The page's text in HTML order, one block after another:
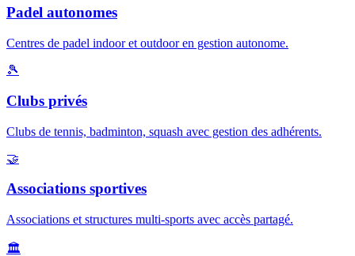
Padel autonomes
Centres de padel indoor et outdoor en gestion autonome.
🎾
Clubs privés
Clubs de tennis, badminton, squash avec gestion des adhérents.
🤝
Associations sportives
Associations et structures multi-sports avec accès partagé.
🏛️